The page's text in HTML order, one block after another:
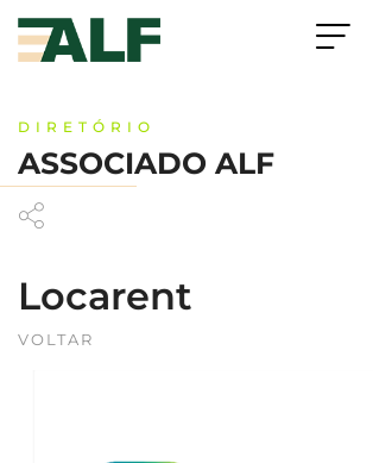
DIRETÓRIO
ASSOCIADO ALF
Locarent
VOLTAR